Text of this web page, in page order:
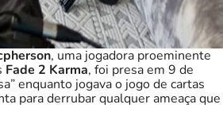
, uma jogadora proeminente
Fade 2 Karma, foi presa em 9 de
enquanto jogava o jogo de cartas
para derrubar qualquer ameaça que